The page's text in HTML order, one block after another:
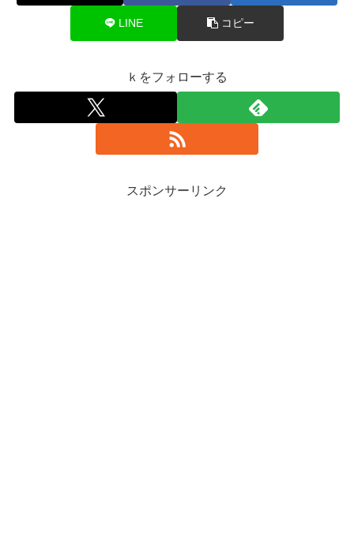
LINE コピー
ｋをフォローする
スポンサーリンク